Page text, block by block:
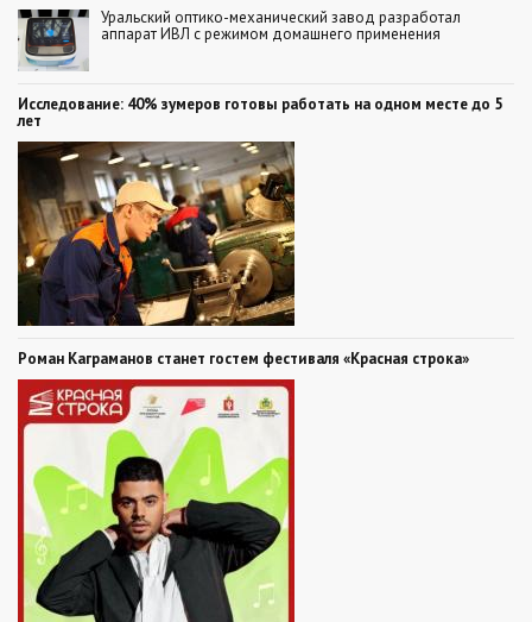
Уральский оптико-механический завод разработал
аппарат ИВЛ с режимом домашнего применения
Исследование: 40% зумеров готовы работать на одном месте до 5
лет
Роман Каграманов станет гостем фестиваля «Красная строка»